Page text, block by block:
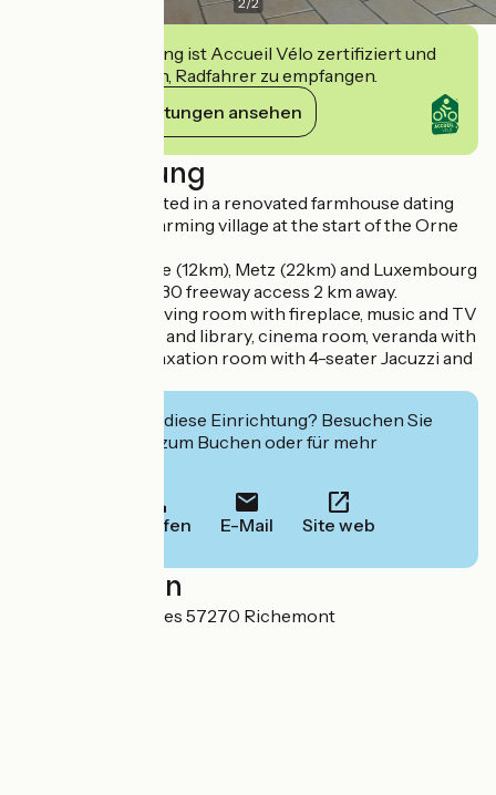
Diese Einrichtung ist Accueil Vélo zertifiziert und
verpflichtet sich, Radfahrer zu empfangen.
Ihre Verpflichtungen ansehen
Beschreibung
This house is located in a renovated farmhouse dating
from 1807, in a charming village at the start of the Orne
Close to Thionville (12km), Metz (22km) and Luxembourg
(45km). A31 and A30 freeway access 2 km away.
At your disposal: living room with fireplace, music and TV
area, billiard room and library, cinema room, veranda with
exercise bike. Relaxation room with 4-seater Jacuzzi and
Interessiert Sie diese Einrichtung? Besuchen Sie
deren Website zum Buchen oder für mehr
Anrufen E-Mail Site web
Localisation
19 rue Saint-Jacques 57270 Richemont